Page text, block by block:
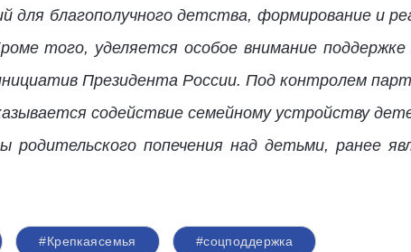
для благополучного детства, формирование и
того, уделяется особое внимание поддержке
Президента России. Под контролем
содействие семейному устройству
попечения над детьми, ранее
#Крепкаясемья #соцподдержка